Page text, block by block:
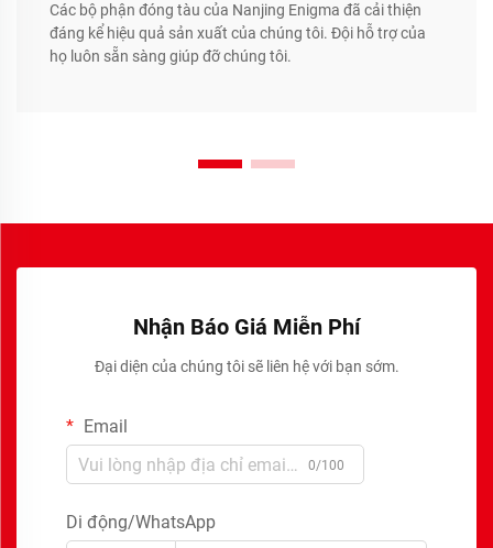
Các bộ phận đóng tàu của Nanjing Enigma đã cải thiện
đáng kể hiệu quả sản xuất của chúng tôi. Đội hỗ trợ của
họ luôn sẵn sàng giúp đỡ chúng tôi.
Nhận Báo Giá Miễn Phí
Đại diện của chúng tôi sẽ liên hệ với bạn sớm.
Email
0/100
Di động/WhatsApp